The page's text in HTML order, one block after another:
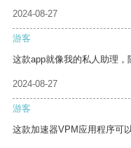
2024-08-27
游客
这款app就像我的私人助理，
2024-08-27
游客
这款加速器VPM应用程序可